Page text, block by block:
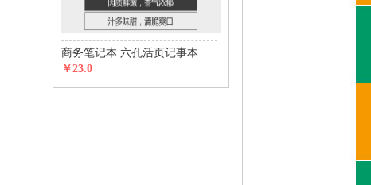
商务笔记本 六孔活页记事本 五金磁铁搭扣款
￥23.0